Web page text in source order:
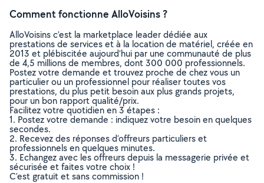
Comment fonctionne AlloVoisins ?
AlloVoisins c’est la marketplace leader dédiée aux
prestations de services et à la location de matériel, créée en
2013 et plébiscitée aujourd’hui par une communauté de plus
de 4,5 millions de membres, dont 300 000 professionnels.
Postez votre demande et trouvez proche de chez vous un
particulier ou un professionnel pour réaliser toutes vos
prestations, du plus petit besoin aux plus grands projets,
pour un bon rapport qualité/prix.
Facilitez votre quotidien en 3 étapes :
1. Postez votre demande : indiquez votre besoin en quelques
secondes.
2. Recevez des réponses d’offreurs particuliers et
professionnels en quelques minutes.
3. Echangez avec les offreurs depuis la messagerie privée et
sécurisée et faites votre choix !
C’est gratuit et sans commission !